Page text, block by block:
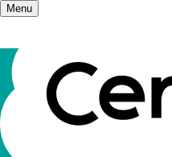
Menu
Accueil/ Les champs d'action
L'école